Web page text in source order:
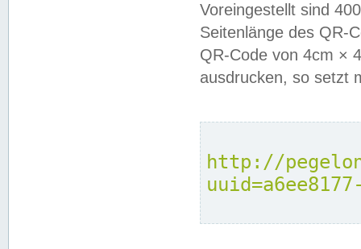
Voreingestellt sind
Seitenlänge des QR-
QR-Code von 4cm ×
ausdrucken, so setzt
http://